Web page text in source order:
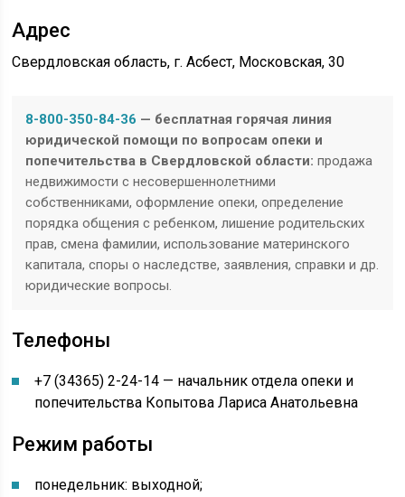
Адрес
Свердловская область, г. Асбест, Московская, 30
8-800-350-84-36 — бесплатная горячая линия
юридической помощи по вопросам опеки и
попечительства в Свердловской области:продажа
недвижимости с несовершеннолетними
собственниками, оформление опеки, определение
порядка общения с ребенком, лишение родительских
прав, смена фамилии, использование материнского
капитала, споры о наследстве, заявления, справки и др.
юридические вопросы.
Телефоны
+7 (34365) 2-24-14 — начальник отдела опеки и
попечительства Копытова Лариса Анатольевна
Режим работы
понедельник: выходной;